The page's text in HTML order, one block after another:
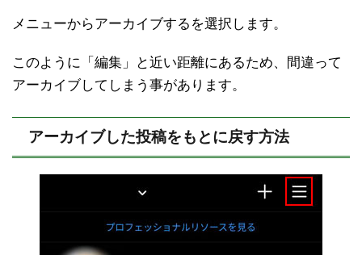
メニューからアーカイブするを選択します。
このように「編集」と近い距離にあるため、間違って
アーカイブしてしまう事があります。
アーカイブした投稿をもとに戻す方法